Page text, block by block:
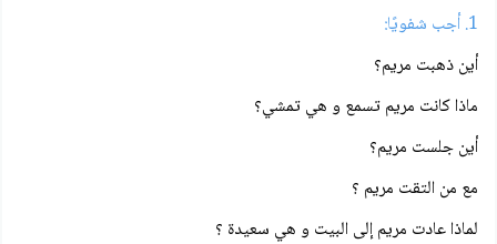
1. أجب شفويًا:
أين ذهبت مريم؟
ماذا كانت مريم تسمع و هي تمشي؟
أين جلست مريم؟
مع من التقت مريم ؟
لماذا عادت مريم إلى البيت و هي سعيدة ؟